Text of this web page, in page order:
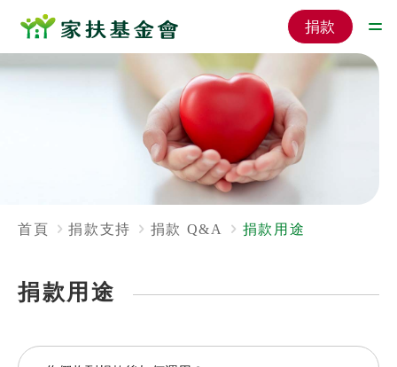
捐款
首頁 捐款支持 捐款 Q&A 捐款用途
捐款用途